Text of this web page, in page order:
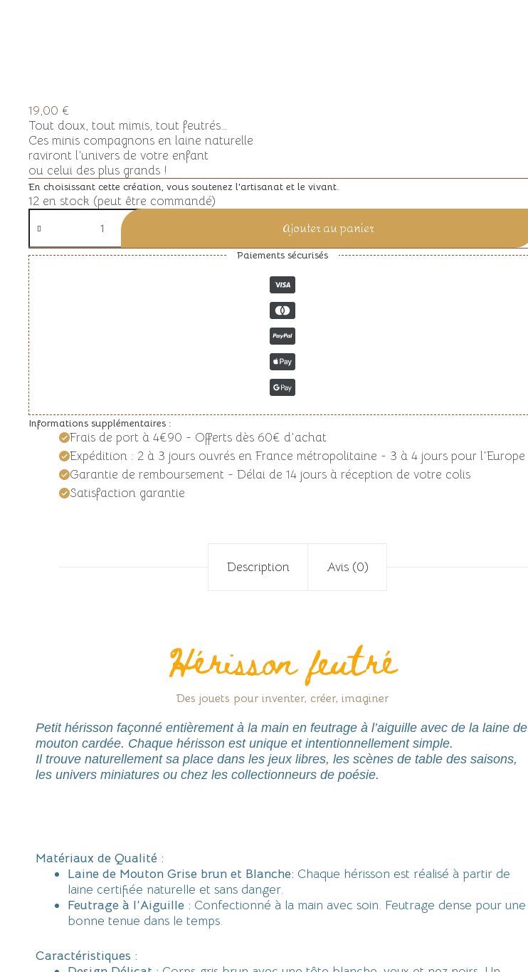
19,00 €
Tout doux, tout mimis, tout feutrés…
Ces minis compagnons en laine naturelle
raviront l’univers de votre enfant
ou celui des plus grands !
En choisissant cette création, vous soutenez l'artisanat et le vivant.
12 en stock (peut être commandé)
Ajouter au panier
Paiements sécurisés
Informations supplémentaires :
Frais de port à 4€90 - Offerts dès 60€ d'achat
Expédition : 2 à 3 jours ouvrés en France métropolitaine - 3 à 4 jours pour l'Europe
Garantie de remboursement - Délai de 14 jours à réception de votre colis
Satisfaction garantie
Description Avis (0)
Hérisson feutré
Des jouets pour inventer, créer, imaginer
Petit hérisson façonné entièrement à la main en feutrage à l’aiguille avec de la laine de
mouton cardée. Chaque hérisson est unique et intentionnellement simple.
Il trouve naturellement sa place dans les jeux libres, les scènes de table des saisons,
les univers miniatures ou chez les collectionneurs de poésie.
Matériaux de Qualité :
Laine de Mouton Grise brun et Blanche: Chaque hérisson est réalisé à partir de
laine certifiée naturelle et sans danger.
Feutrage à l’Aiguille : Confectionné à la main avec soin. Feutrage dense pour une
bonne tenue dans le temps.
Caractéristiques :